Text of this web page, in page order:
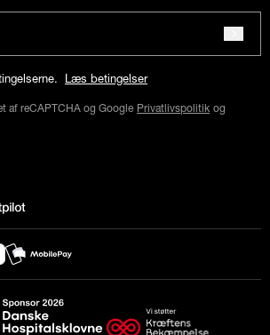
Læs betingelser
af reCAPTCHA og Google Privatlivspolitik og